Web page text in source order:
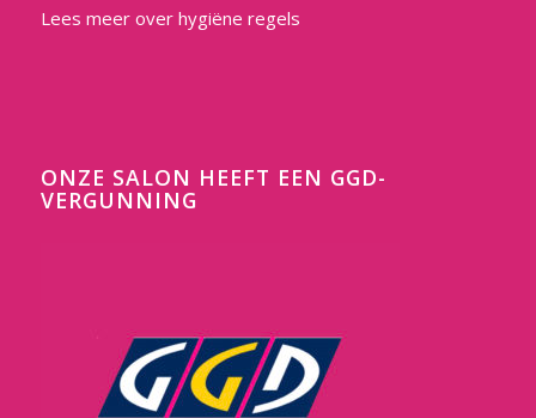
Lees meer over hygiëne regels
ONZE SALON HEEFT EEN GGD-
VERGUNNING